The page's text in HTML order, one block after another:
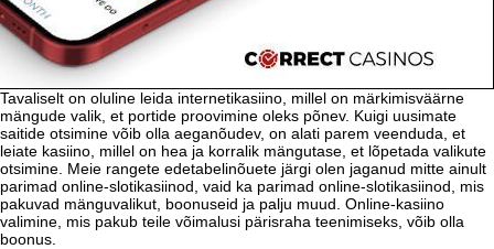
Tavaliselt on oluline leida internetikasiino, millel on märkimisväärne
mängude valik, et portide proovimine oleks põnev. Kuigi uusimate
saitide otsimine võib olla aeganõudev, on alati parem veenduda, et
leiate kasiino, millel on hea ja korralik mängutase, et lõpetada valikute
otsimine. Meie rangete edetabelinõuete järgi olen jaganud mitte ainult
parimad online-slotikasiinod, vaid ka parimad online-slotikasiinod, mis
pakuvad mänguvalikut, boonuseid ja palju muud. Online-kasiino
valimine, mis pakub teile võimalusi pärisraha teenimiseks, võib olla
boonus.